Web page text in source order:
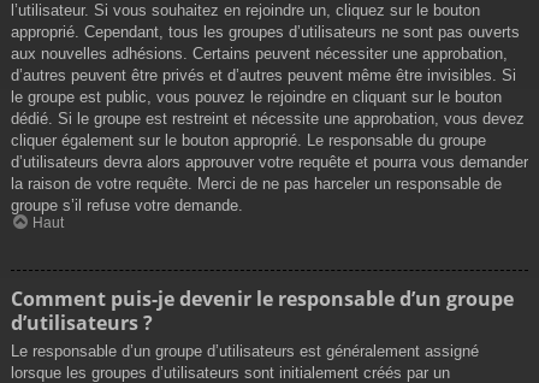
l’utilisateur. Si vous souhaitez en rejoindre un, cliquez sur le bouton
approprié. Cependant, tous les groupes d’utilisateurs ne sont pas ouverts
aux nouvelles adhésions. Certains peuvent nécessiter une approbation,
d’autres peuvent être privés et d’autres peuvent même être invisibles. Si
le groupe est public, vous pouvez le rejoindre en cliquant sur le bouton
dédié. Si le groupe est restreint et nécessite une approbation, vous devez
cliquer également sur le bouton approprié. Le responsable du groupe
d’utilisateurs devra alors approuver votre requête et pourra vous demander
la raison de votre requête. Merci de ne pas harceler un responsable de
groupe s’il refuse votre demande.
Haut
Comment puis-je devenir le responsable d’un groupe
d’utilisateurs ?
Le responsable d’un groupe d’utilisateurs est généralement assigné
lorsque les groupes d’utilisateurs sont initialement créés par un